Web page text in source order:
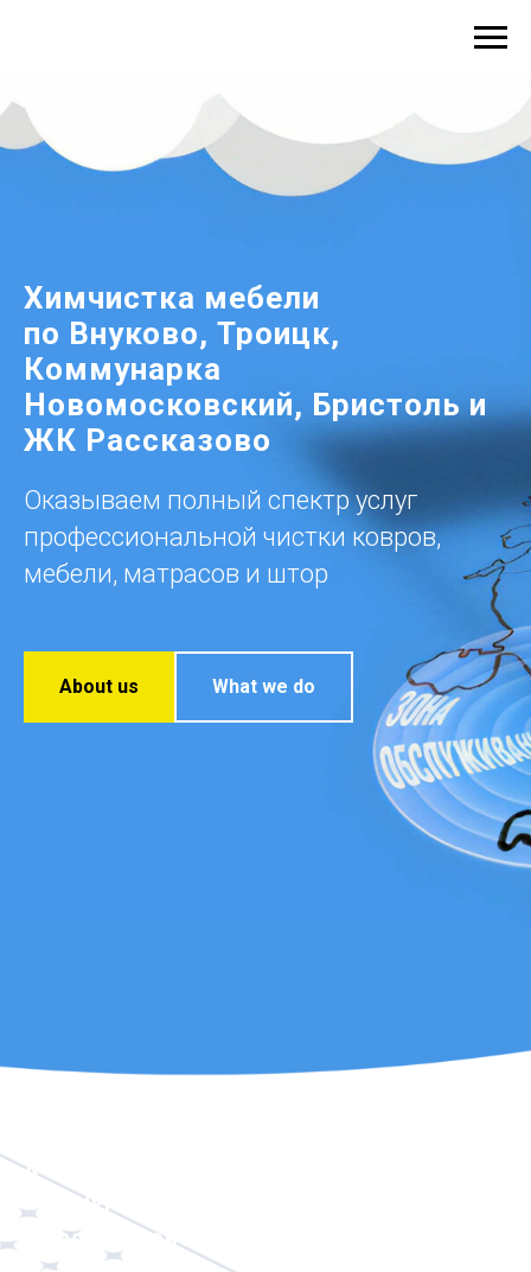
Химчистка мебели
по Внуково, Троицк,
Коммунарка
Новомосковский, Бристоль и
ЖК Рассказово
Оказываем полный спектр услуг
профессиональной чистки ковров,
мебели, матрасов и штор
About us What we do
Химчистка мебели
по Внуково, Троицк, Коммунарка
Новомосковский, Бристоль и ЖК